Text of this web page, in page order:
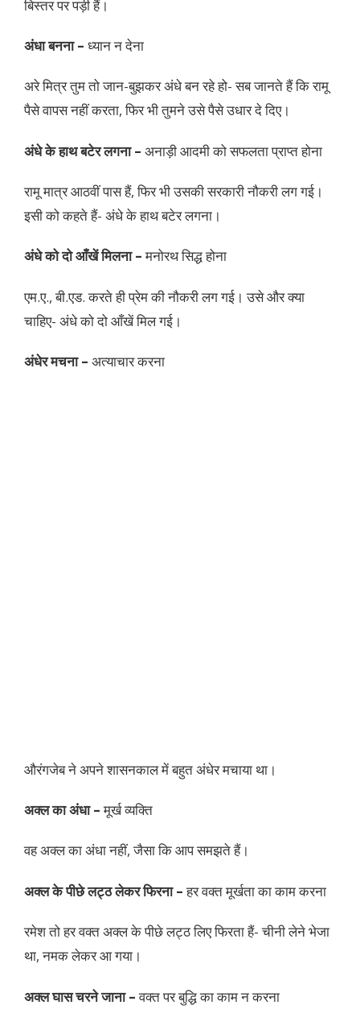
बिस्तर पर पड़ी हैं।
अंधा बनना – ध्यान न देना
अरे मित्र तुम तो जान-बुझकर अंधे बन रहे हो- सब जानते हैं कि रामू
पैसे वापस नहीं करता, फिर भी तुमने उसे पैसे उधार दे दिए।
अंधे के हाथ बटेर लगना – अनाड़ी आदमी को सफलता प्राप्त होना
रामू मात्र आठवीं पास हैं, फिर भी उसकी सरकारी नौकरी लग गई।
इसी को कहते हैं- अंधे के हाथ बटेर लगना।
अंधे को दो आँखें मिलना –मनोरथ सिद्ध होना
एम.ए., बी.एड. करते ही प्रेम की नौकरी लग गई। उसे और क्या
चाहिए- अंधे को दो आँखें मिल गई।
अंधेर मचना – अत्याचार करना
औरंगजेब ने अपने शासनकाल में बहुत अंधेर मचाया था।
अक्ल का अंधा –मूर्ख व्यक्ति
वह अक्ल का अंधा नहीं, जैसा कि आप समझते हैं।
अक्ल के पीछे लट्ठ लेकर फिरना –हर वक्त मूर्खता का काम करना
रमेश तो हर वक्त अक्ल के पीछे लट्ठ लिए फिरता हैं- चीनी लेने भेजा
था, नमक लेकर आ गया।
अक्ल घास चरने जाना –वक्त पर बुद्धि का काम न करना